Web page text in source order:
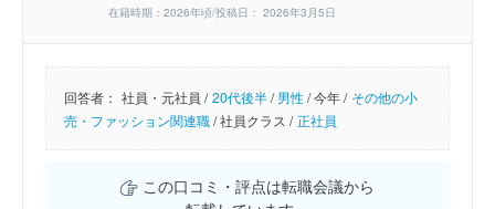
在籍時期：2026年頃/投稿日： 2026年3月5日
回答者： 社員・元社員 / 20代後半/男性/今年 / その他の小
売・ファッション関連職/社員クラス / 正社員
この口コミ・評点は転職会議から